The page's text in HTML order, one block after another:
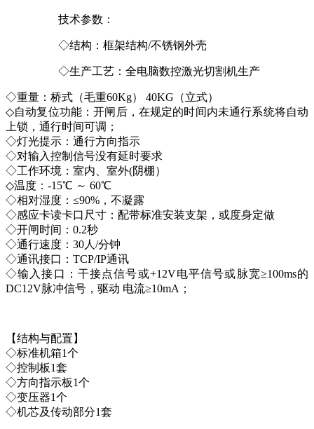
技术参数：
◇结构：框架结构/不锈钢外壳
◇生产工艺：全电脑数控激光切割机生产
◇重量：桥式（毛重60Kg） 40KG（立式）
◇自动复位功能：开闸后，在规定的时间内未通行系统将自动
上锁，通行时间可调；
◇灯光提示：通行方向指示
◇对输入控制信号没有延时要求
◇工作环境：室内、室外(阴棚）
◇温度：-15℃ ～ 60℃
◇相对湿度：≤90%，不凝露
◇感应卡读卡口尺寸：配带标准安装支架，或度身定做
◇开闸时间：0.2秒
◇通行速度：30人/分钟
◇通讯接口：TCP/IP通讯
◇输入接口：干接点信号或+12V电平信号或脉宽≥100ms的
DC12V脉冲信号，驱动 电流≥10mA；
【结构与配置】
◇标准机箱1个
◇控制板1套
◇方向指示板1个
◇变压器1个
◇机芯及传动部分1套